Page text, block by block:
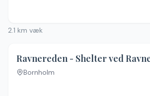
2.1 km væk
Ravnereden - Shelter ved
Bornholm